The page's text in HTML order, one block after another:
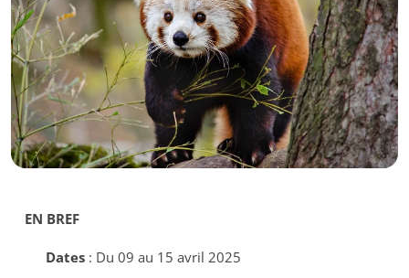
EN BREF
Dates: Du 09 au 15 avril 2025